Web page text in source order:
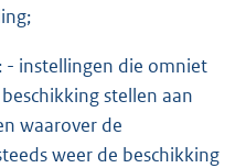
- instellingen die omniet
stellen aan
waarover de
weer de beschikking